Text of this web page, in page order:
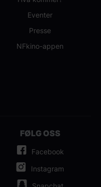
Eventer
Presse
NFkino-appen
FØLG OSS
Facebook
Instagram